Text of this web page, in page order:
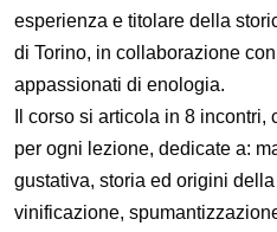
esperienza e titolare della
di Torino, in collaborazione
appassionati di enologia.
Il corso si articola in 8
per ogni lezione, dedicate a:
gustativa, storia ed origini
vinificazione,